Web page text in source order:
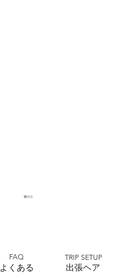
FAQ
よくある
TRIP SETUP
出張ヘア